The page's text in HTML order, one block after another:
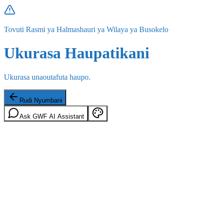
Tovuti Rasmi ya Halmashauri ya Wilaya ya Busokelo
Ukurasa Haupatikani
Ukurasa unaoutafuta haupo.
Rudi Nyumbani
Ask GWF AI Assistant